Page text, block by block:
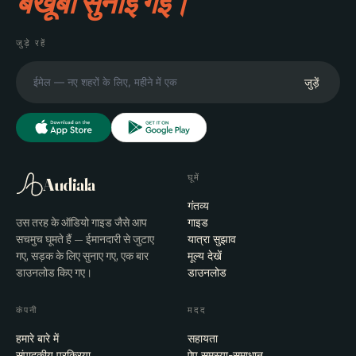
जुड़े रहें
जुड़ें
Audiala
उस तरह के ऑडियो गाइड जैसे आप
सचमुच घूमते हैं — ईमानदारी से जुटाए
गए, सड़क के लिए सुनाए गए, एक बार
डाउनलोड किए गए।
घूमें
गंतव्य
गाइड
यात्रा सुझाव
मूल्य देखें
डाउनलोड
कंपनी
हमारे बारे में
मदद
सहायता